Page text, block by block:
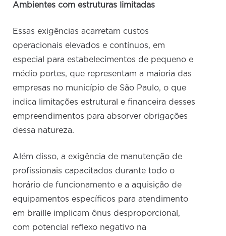
Ambientes com estruturas limitadas
Essas exigências acarretam custos
operacionais elevados e contínuos, em
especial para estabelecimentos de pequeno e
médio portes, que representam a maioria das
empresas no município de São Paulo, o que
indica limitações estrutural e financeira desses
empreendimentos para absorver obrigações
dessa natureza.
Além disso, a exigência de manutenção de
profissionais capacitados durante todo o
horário de funcionamento e a aquisição de
equipamentos específicos para atendimento
em braille implicam ônus desproporcional,
com potencial reflexo negativo na